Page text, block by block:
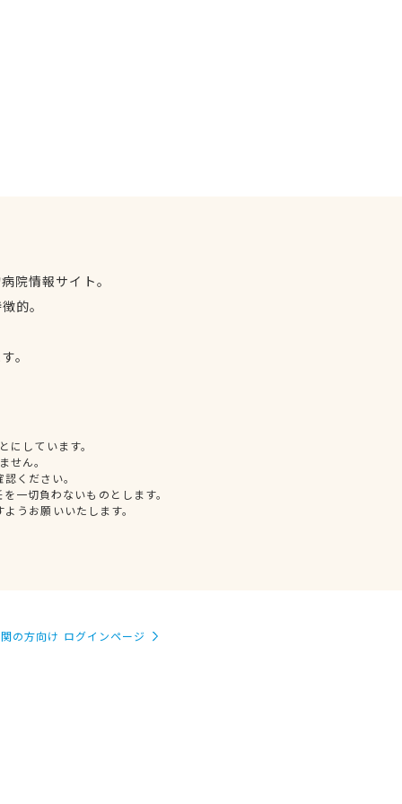
院情報サイト。
的。
。
しています。
せん。
ください。
一切負わないものとします。
うお願いいたします。
の方向け ログインページ